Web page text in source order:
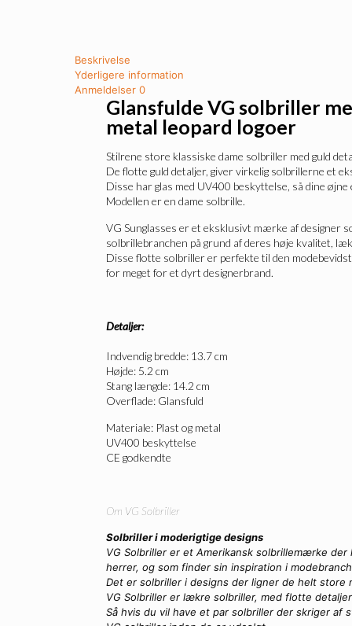
Beskrivelse
Yderligere information
Anmeldelser 0
Glansfulde VG solbriller
metal leopard logoer
Stilrene store klassiske dame solbriller med guld
De flotte guld detaljer, giver virkelig solbrillerne et
Disse har glas med UV400 beskyttelse, så dine
Modellen er en dame solbrille.
VG Sunglasses er et eksklusivt mærke af designer
solbrillebranchen på grund af deres høje kvalitet,
Disse flotte solbriller er perfekte til den
for meget for et dyrt designerbrand.
Detaljer:
Indvendig bredde: 13.7 cm
Højde: 5.2 cm
Stang længde: 14.2 cm
Overflade: Glansfuld
Materiale: Plast og metal
UV400 beskyttelse
CE godkendte
Om VG Solbriller
Solbriller i moderigtige designs
VG Solbriller er et Amerikansk solbrillemærke
herrer, og som finder sin inspiration i
Det er solbriller i designs der ligner de helt store
VG Solbriller er lækre solbriller, med flotte
Så hvis du vil have et par solbriller der skriger